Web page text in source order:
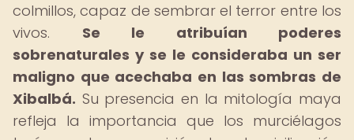
colmillos, capaz de sembrar el terror entre los
vivos. Se le atribuían poderes
sobrenaturales y se le consideraba un ser
maligno que acechaba en las sombras de
Xibalbá. Su presencia en la mitología maya
refleja la importancia que los murciélagos